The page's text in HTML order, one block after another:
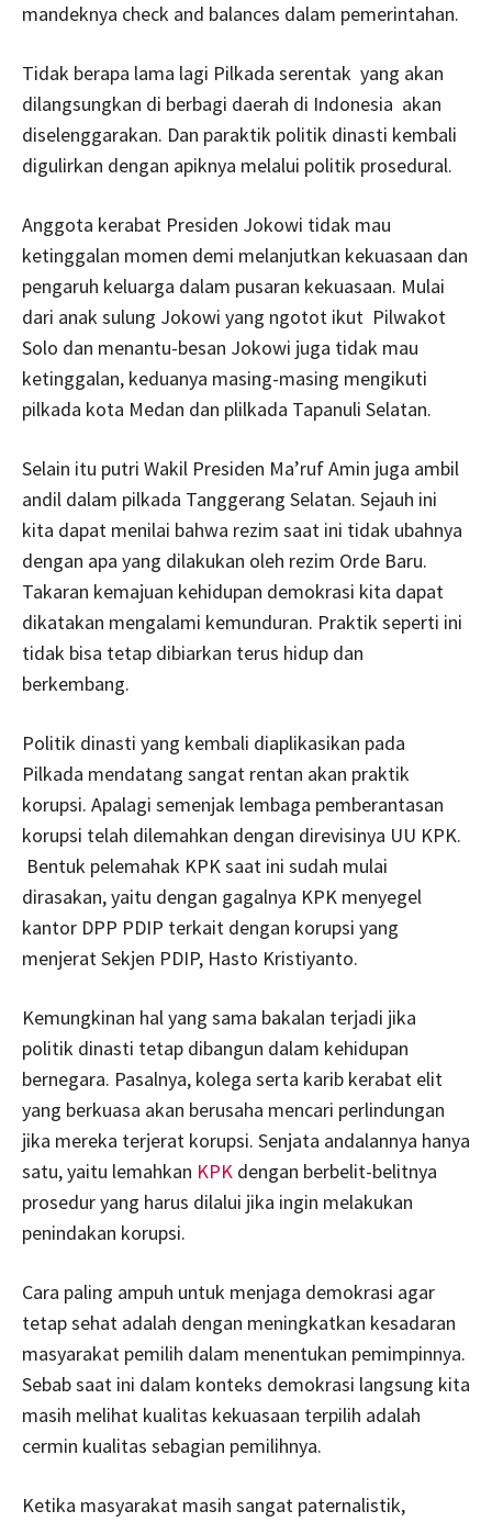
mandeknya check and balances dalam pemerintahan.
Tidak berapa lama lagi Pilkada serentak yang akan
dilangsungkan di berbagi daerah di Indonesia akan
diselenggarakan. Dan paraktik politik dinasti kembali
digulirkan dengan apiknya melalui politik prosedural.
Anggota kerabat Presiden Jokowi tidak mau
ketinggalan momen demi melanjutkan kekuasaan dan
pengaruh keluarga dalam pusaran kekuasaan. Mulai
dari anak sulung Jokowi yang ngotot ikut Pilwakot
Solo dan menantu-besan Jokowi juga tidak mau
ketinggalan, keduanya masing-masing mengikuti
pilkada kota Medan dan plilkada Tapanuli Selatan.
Selain itu putri Wakil Presiden Ma’ruf Amin juga ambil
andil dalam pilkada Tanggerang Selatan. Sejauh ini
kita dapat menilai bahwa rezim saat ini tidak ubahnya
dengan apa yang dilakukan oleh rezim Orde Baru.
Takaran kemajuan kehidupan demokrasi kita dapat
dikatakan mengalami kemunduran. Praktik seperti ini
tidak bisa tetap dibiarkan terus hidup dan
berkembang.
Politik dinasti yang kembali diaplikasikan pada
Pilkada mendatang sangat rentan akan praktik
korupsi. Apalagi semenjak lembaga pemberantasan
korupsi telah dilemahkan dengan direvisinya UU KPK.
Bentuk pelemahak KPK saat ini sudah mulai
dirasakan, yaitu dengan gagalnya KPK menyegel
kantor DPP PDIP terkait dengan korupsi yang
menjerat Sekjen PDIP, Hasto Kristiyanto.
Kemungkinan hal yang sama bakalan terjadi jika
politik dinasti tetap dibangun dalam kehidupan
bernegara. Pasalnya, kolega serta karib kerabat elit
yang berkuasa akan berusaha mencari perlindungan
jika mereka terjerat korupsi. Senjata andalannya hanya
satu, yaitu lemahkan KPK dengan berbelit-belitnya
prosedur yang harus dilalui jika ingin melakukan
penindakan korupsi.
Cara paling ampuh untuk menjaga demokrasi agar
tetap sehat adalah dengan meningkatkan kesadaran
masyarakat pemilih dalam menentukan pemimpinnya.
Sebab saat ini dalam konteks demokrasi langsung kita
masih melihat kualitas kekuasaan terpilih adalah
cermin kualitas sebagian pemilihnya.
Ketika masyarakat masih sangat paternalistik,